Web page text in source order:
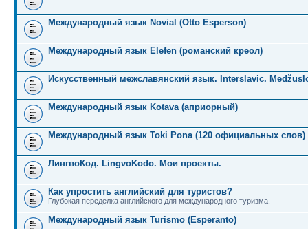
Международный язык Novial (Otto Esperson)
Международный язык Elefen (романский креол)
Искусственный межславянский язык. Interslavic.
Международный язык Kotava (априорный)
Международный язык Toki Pona (120 официальных слов)
ЛингвоКод. LingvoKodo. Мои проекты.
Как упростить английский для туристов?
Глубокая переделка английского для международного туризма.
Международный язык Turismo (Esperanto)